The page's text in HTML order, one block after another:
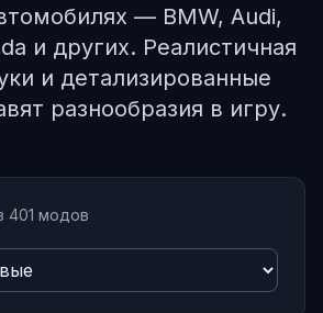
— BMW, Audi,
и других. Реалистичная
и детализированные
разнообразия в игру.
401 модов